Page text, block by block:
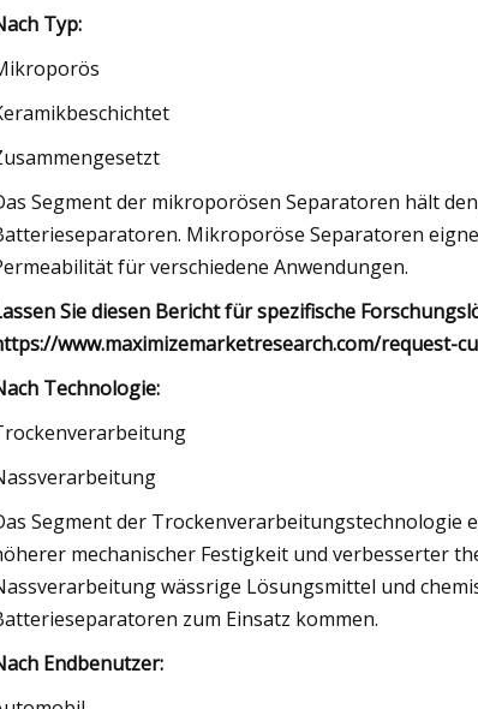
Typ:
Segment der mikroporösen Separatoren hält
Mikroporöse Separatoren
für verschiedene Anwendungen.
Sie diesen Bericht für spezifische
www.maximizemarketresearch.com/request-
Technologie:
Segment der
mechanischer Festigkeit und verbesserter
wässrige Lösungsmittel und
zum Einsatz kommen.
Endbenutzer: